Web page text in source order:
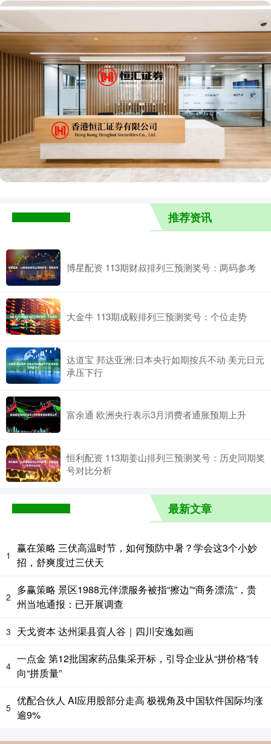
推荐资讯
博星配资 113期财叔排列三预测奖号：两码参考
大金牛 113期成毅排列三预测奖号：个位走势
达道宝 邦达亚洲:日本央行如期按兵不动 美元日元
承压下行
富余通 欧洲央行表示3月消费者通胀预期上升
恒利配资 113期姜山排列三预测奖号：历史同期奖
号对比分析
最新文章
1
赢在策略 三伏高温时节，如何预防中暑？学会这3个小妙
招，舒爽度过三伏天
2
多赢策略 景区1988元伴漂服务被指“擦边”“商务漂流”，贵
州当地通报：已开展调查
3 天戈资本 达州渠县賨人谷｜四川安逸如画
4
一点金 第12批国家药品集采开标，引导企业从“拼价格”转
向“拼质量”
5
优配合伙人 AI应用股部分走高 极视角及中国软件国际均涨
逾9%